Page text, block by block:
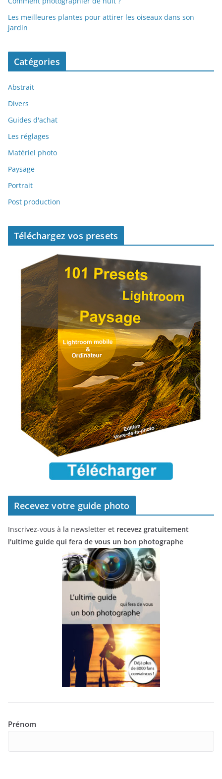
Les meilleures plantes pour attirer les oiseaux dans son
jardin
Catégories
Abstrait
Divers
Guides d'achat
Les réglages
Matériel photo
Paysage
Portrait
Post production
Téléchargez vos presets
Recevez votre guide photo
Inscrivez-vous à la newsletter et recevez gratuitement
l'ultime guide qui fera de vous un bon photographe
Prénom